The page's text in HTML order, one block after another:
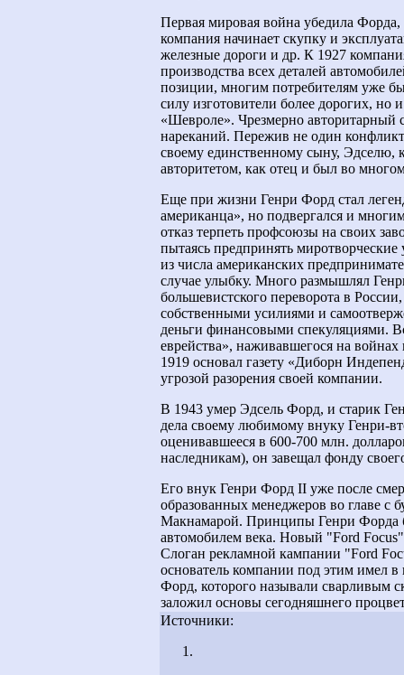
Первая мировая война убедила
компания начинает скупку и
железные дороги и др. К 1927
производства всех деталей
позиции, многим потребителям уже
силу изготовители более дорогих, но
«Шевроле». Чрезмерно авторитарный
нареканий. Пережив не один
своему единственному сыну, Эдселю,
авторитетом, как отец и был во
Еще при жизни Генри Форд стал
американца», но подвергался и
отказ терпеть профсоюзы на своих
пытаясь предпринять
из числа американских
случае улыбку. Много размышлял
большевистского переворота в
собственными усилиями и
деньги финансовыми спекуляциями.
еврейства», наживавшегося на
1919 основал газету «Диборн
угрозой разорения своей компании.
В 1943 умер Эдсель Форд, и старик
дела своему любимому внуку Генри-
оценивавшееся в 600-700 млн.
наследникам), он завещал фонду
Его внук Генри Форд II уже после
образованных менеджеров во главе
Макнамарой. Принципы Генри Форда
автомобилем века. Новый "Ford
Слоган рекламной кампании "Ford
основатель компании под этим имел
Форд, которого называли сварливым
заложил основы сегодняшнего
Источники: